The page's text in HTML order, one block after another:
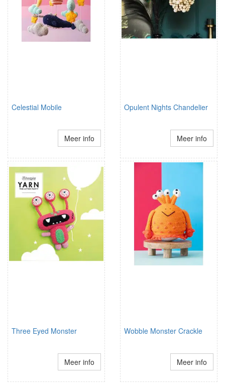
Celestial Mobile
Meer info
Opulent Nights Chandelier
Meer info
Three Eyed Monster
Meer info
Wobble Monster Crackle
Meer info